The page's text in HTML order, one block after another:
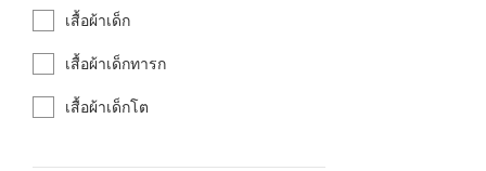
เสื้อผ้าเด็ก
เสื้อผ้าเด็กทารก
เสื้อผ้าเด็กโต